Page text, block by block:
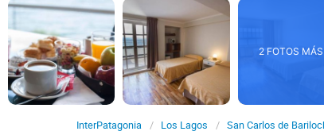
2 FOTOS MÁS
InterPatagonia Los Lagos San Carlos de